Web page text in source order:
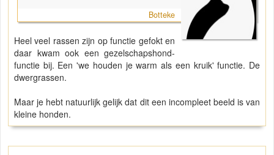
Botteke
Heel veel rassen zijn op functie gefokt en
daar kwam ook een gezelschapshond-
functie bij. Een 'we houden je warm als een kruik' functie. De
dwergrassen.
Maar je hebt natuurlijk gelijk dat dit een incompleet beeld is van
kleine honden.